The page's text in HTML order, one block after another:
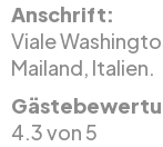
Anschrift:
Viale
Mailand, Italien.
4.3 von 5